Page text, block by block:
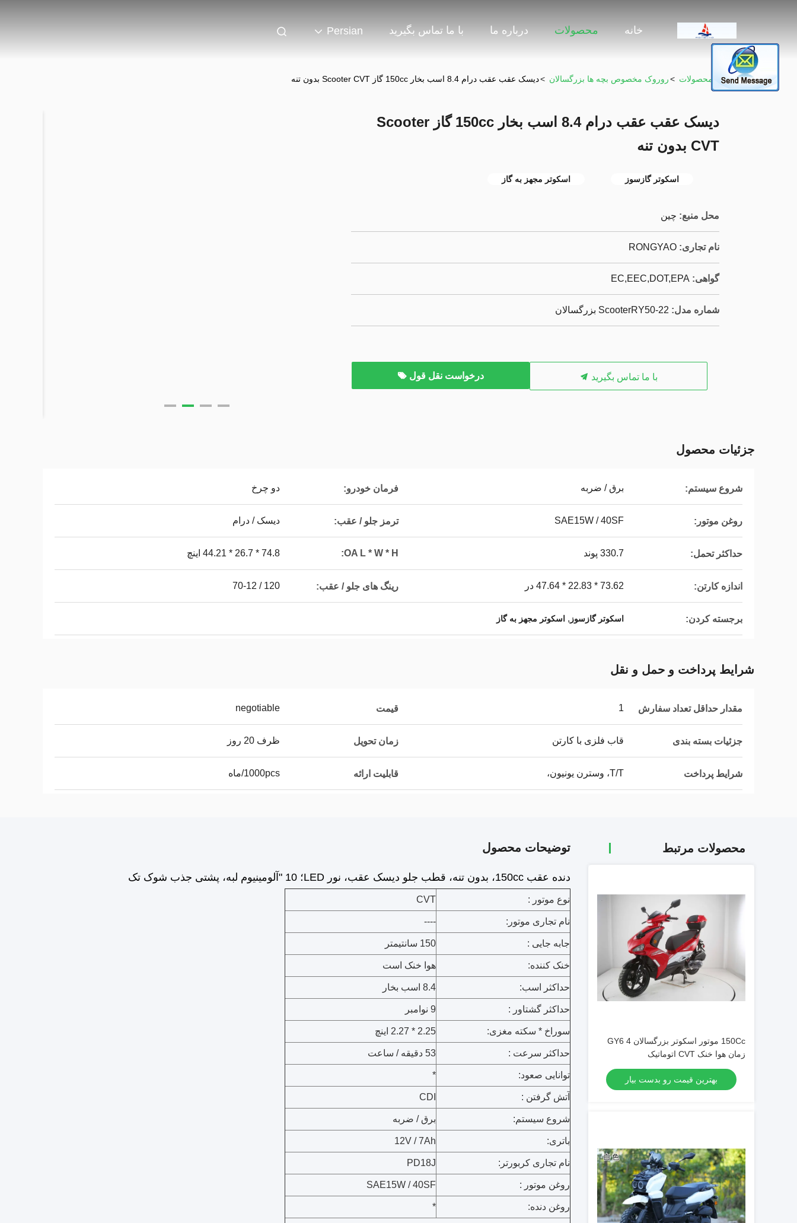
خانه محصولات درباره ما با ما تماس بگیرید Persian
خونه محصولات >روروک مخصوص بچه ها بزرگسالان >دیسک عقب عقب درام 8.4 اسب بخار 150cc گاز Scooter CVT بدون تنه
دیسک عقب عقب درام 8.4 اسب بخار 150cc گاز Scooter
CVT بدون تنه
اسکوتر گازسوز اسکوتر مجهز به گاز
محل منبع: چين
نام تجاری: RONGYAO
گواهی: EC,EEC,DOT,EPA
شماره مدل: ScooterRY50-22 بزرگسالان
با ما تماس بگیرید درخواست نقل قول
جزئیات محصول
شروع سیستم: برق / ضربه فرمان خودرو: دو چرخ
روغن موتور: SAE15W / 40SF ترمز جلو / عقب: دیسک / درام
حداکثر تحمل: 330.7 پوند OA L * W * H: 74.8 * 26.7 * 44.21 اینچ
اندازه کارتن: 73.62 * 22.83 * 47.64 در رینگ های جلو / عقب: 120 / 70-12
برجسته کردن: اسکوتر گازسوز , اسکوتر مجهز به گاز
شرایط پرداخت و حمل و نقل
مقدار حداقل تعداد سفارش 1 قیمت negotiable
جزئیات بسته بندی قاب فلزی با کارتن زمان تحویل ظرف 20 روز
شرایط پرداخت T/T، وسترن یونیون، قابلیت ارائه 1000pcs/ماه
محصولات مرتبط
150Cc موتور اسکوتر بزرگسالان GY6 4
زمان هوا خنک CVT اتوماتیک
بهترین قیمت رو بدست بیار
توضیحات محصول
دنده عقب 150cc، بدون تنه، قطب جلو دیسک عقب، نور LED؛ 10 "آلومینیوم لبه، پشتی جذب شوک تک
نوع موتور : CVT
نام تجاری موتور: ----
جابه جایی : 150 سانتیمتر
خنک کننده: هوا خنک است
حداکثر اسب: 8.4 اسب بخار
حداکثر گشتاور : 9 نوامبر
سوراخ * سکته مغزی: 2.25 * 2.27 اینچ
حداکثر سرعت : 53 دقیقه / ساعت
توانایی صعود: *
آتش گرفتن : CDI
شروع سیستم: برق / ضربه
باتری: 12V / 7Ah
نام تجاری کربورتر: PD18J
روغن موتور : SAE15W / 40SF
روغن دنده: *